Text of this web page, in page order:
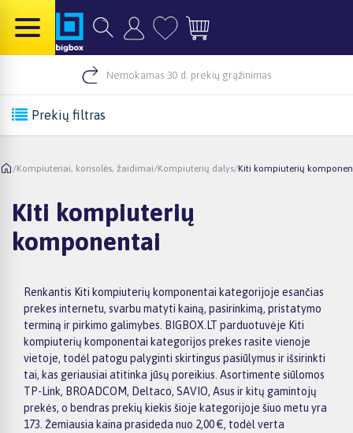
Nemokamas 30 d. prekių grąžinimas
Prekių filtras
/Kompiuteriai, konsolės, žaidimai/Kompiuterių dalys/Kiti kompiuterių
Kiti kompiuterių
komponentai
Renkantis Kiti kompiuterių komponentai kategorijoje esančias
prekes internetu, svarbu matyti kainą, pasirinkimą, pristatymo
terminą ir pirkimo galimybes. BIGBOX.LT parduotuvėje Kiti
kompiuterių komponentai kategorijos prekes rasite vienoje
vietoje, todėl patogu palyginti skirtingus pasiūlymus ir išsirinkti
tai, kas geriausiai atitinka jūsų poreikius. Asortimente siūlomos
TP-Link, BROADCOM, Deltaco, SAVIO, Asus ir kitų gamintojų
prekės, o bendras prekių kiekis šioje kategorijoje šiuo metu yra
173. Žemiausia kaina prasideda nuo 2,00 €, todėl verta